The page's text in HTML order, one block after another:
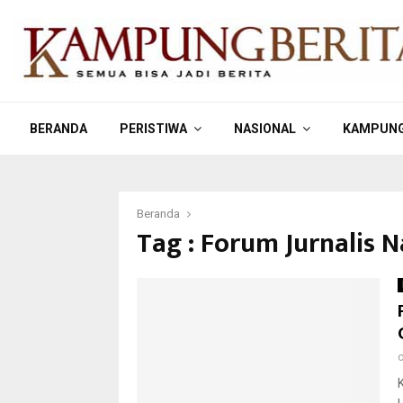
BERANDA PERISTIWA NASIONAL
Beranda
Tag : Forum Jurnalis